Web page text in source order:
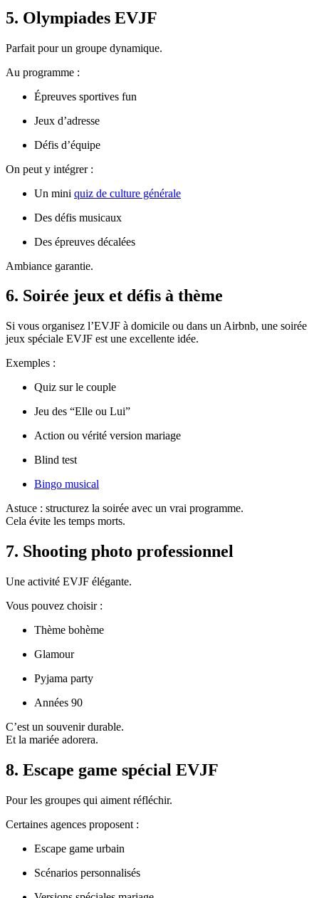
5. Olympiades EVJF
Parfait pour un groupe dynamique.
Au programme :
Épreuves sportives fun
Jeux d’adresse
Défis d’équipe
On peut y intégrer :
Un mini quiz de culture générale
Des défis musicaux
Des épreuves décalées
Ambiance garantie.
6. Soirée jeux et défis à thème
Si vous organisez l’EVJF à domicile ou dans un Airbnb, une soirée
jeux spéciale EVJF est une excellente idée.
Exemples :
Quiz sur le couple
Jeu des “Elle ou Lui”
Action ou vérité version mariage
Blind test
Bingo musical
Astuce : structurez la soirée avec un vrai programme.
Cela évite les temps morts.
7. Shooting photo professionnel
Une activité EVJF élégante.
Vous pouvez choisir :
Thème bohème
Glamour
Pyjama party
Années 90
C’est un souvenir durable.
Et la mariée adorera.
8. Escape game spécial EVJF
Pour les groupes qui aiment réfléchir.
Certaines agences proposent :
Escape game urbain
Scénarios personnalisés